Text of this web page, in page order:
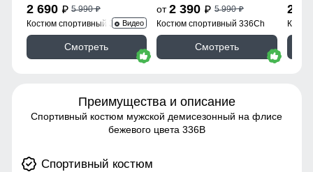
2 690 p 5 990p
Костюм спортивный 330ChВидео
Смотреть
от2 390 p 5 990p
Костюм спортивный 336Ch
Смотреть
2
Преимущества и описание
Спортивный костюм мужской демисезонный на флисе
бежевого цвета 336B
Спортивный костюм